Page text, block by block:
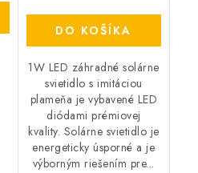
DO KOŠÍKA
1W LED záhradné solárne
svietidlo s imitáciou
plameňa je vybavené LED
diódami prémiovej
kvality. Solárne svietidlo je
energeticky úsporné a je
výborným riešením pre...